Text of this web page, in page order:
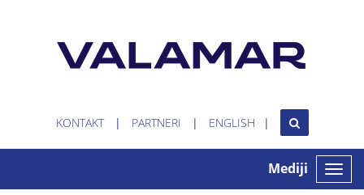
KONTAKT PARTNERI ENGLISH
Toggle
Mediji